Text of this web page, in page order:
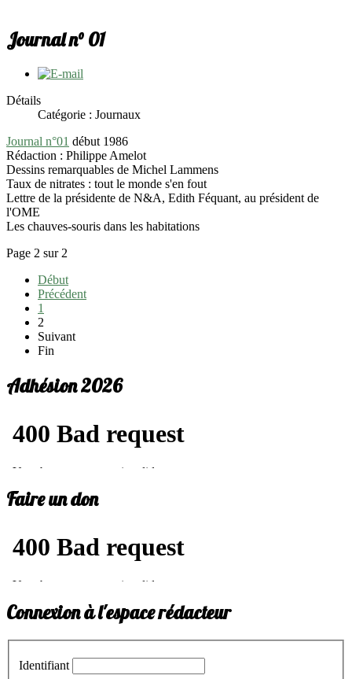
Journal n° 01
Détails
Catégorie : Journaux
Journal n°01 début 1986
Rédaction : Philippe Amelot
Dessins remarquables de Michel Lammens
Taux de nitrates : tout le monde s'en fout
Lettre de la présidente de N&A, Edith Féquant, au président de
l'OME
Les chauves-souris dans les habitations
Page 2 sur 2
Début
Précédent
1
2
Suivant
Fin
Adhésion 2026
Faire un don
Connexion à l'espace rédacteur
Identifiant